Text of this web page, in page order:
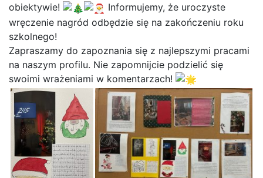
obiektywie!
Informujemy, że uroczyste
wręczenie nagród odbędzie się na zakończeniu roku
szkolnego!
Zapraszamy do zapoznania się z najlepszymi pracami
na naszym profilu. Nie zapomnijcie podzielić się
swoimi wrażeniami w komentarzach!